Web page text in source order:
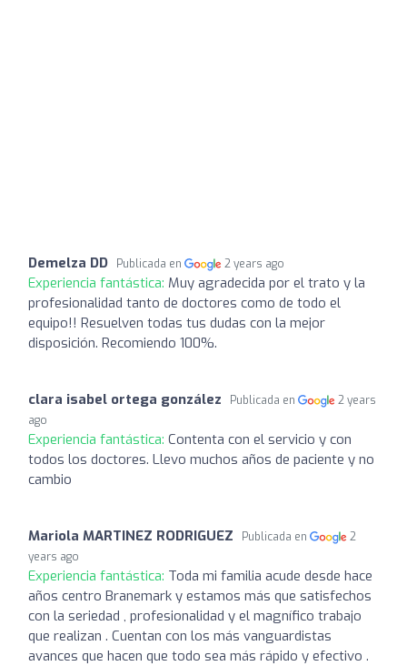
Demelza DD Publicada en 2 years ago
Experiencia fantástica: Muy agradecida por el trato y la
profesionalidad tanto de doctores como de todo el
equipo!! Resuelven todas tus dudas con la mejor
disposición. Recomiendo 100%.
clara isabel ortega gonzález Publicada en
2 years
ago
Experiencia fantástica: Contenta con el servicio y con
todos los doctores. Llevo muchos años de paciente y no
cambio
Mariola MARTINEZ RODRIGUEZ Publicada en
2
years ago
Experiencia fantástica: Toda mi familia acude desde hace
años centro Branemark y estamos más que satisfechos
con la seriedad , profesionalidad y el magnífico trabajo
que realizan . Cuentan con los más vanguardistas
avances que hacen que todo sea más rápido y efectivo .